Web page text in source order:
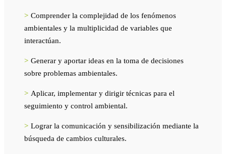
> Comprender la complejidad de los fenómenos
ambientales y la multiplicidad de variables que
interactúan.
> Generar y aportar ideas en la toma de decisiones
sobre problemas ambientales.
> Aplicar, implementar y dirigir técnicas para el
seguimiento y control ambiental.
> Lograr la comunicación y sensibilización mediante la
búsqueda de cambios culturales.